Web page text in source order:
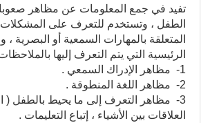
تفيد في جمع المعلومات عن مظاهر
الطفل ، وتستخدم للتعرف على المشكلات
المتعلقة بالمهارات السمعية أو البصرية ،
الرئيسية التي يتم التعرف إليها
1- مظاهر الإدراك السمعي .
2- مظاهر اللغة المنطوقة .
3- مظاهر التعرف إلى ما يحيط بالطفل (
العلاقات بين الأشياء ، إتباع التعليمات .